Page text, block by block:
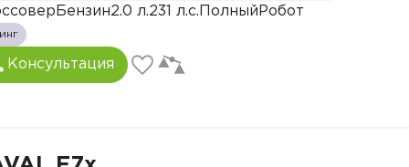
безопасности
индикатор непристегнутого ремня
Бензин2.0 л.231 л.с. Полный Робот
Консультация